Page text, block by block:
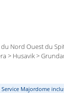
Nord Ouest du
> Husavik >
Service Majordome